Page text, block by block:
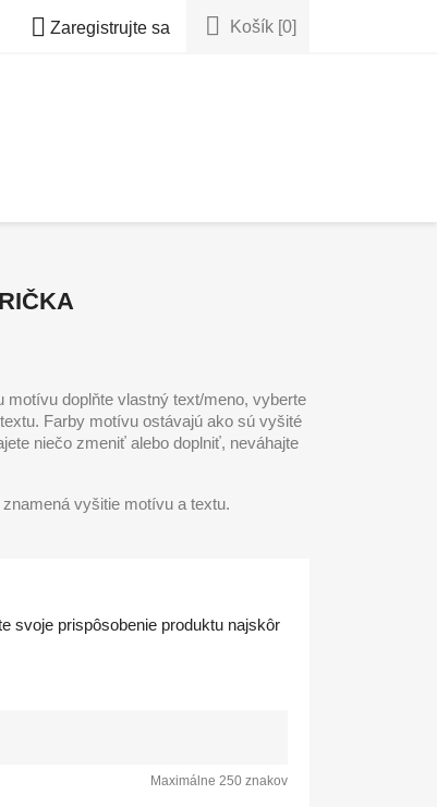
 Zaregistrujte sa  Košík [0]
doplňte vlastný text/meno, vyberte
Farby motívu ostávajú ako sú vyšité
niečo zmeniť alebo doplniť, neváhajte
vyšitie motívu a textu.
svoje prispôsobenie produktu najskôr
Maximálne 250 znakov